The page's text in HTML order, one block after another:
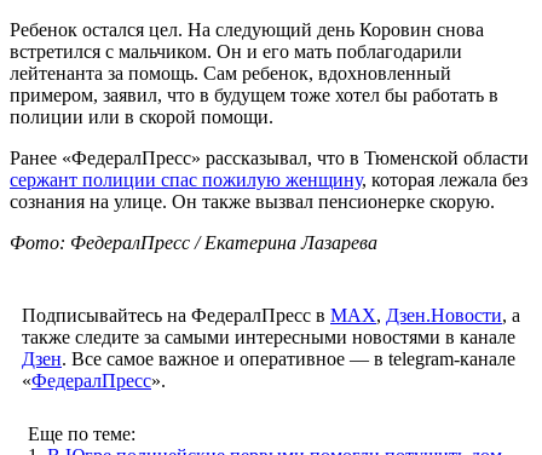
Ребенок остался цел. На следующий день Коровин снова
встретился с мальчиком. Он и его мать поблагодарили
лейтенанта за помощь. Сам ребенок, вдохновленный
примером, заявил, что в будущем тоже хотел бы работать в
полиции или в скорой помощи.
Ранее «ФедералПресс» рассказывал, что в Тюменской области
сержант полиции спас пожилую женщину, которая лежала без
сознания на улице. Он также вызвал пенсионерке скорую.
Фото: ФедералПресс / Екатерина Лазарева
Подписывайтесь на ФедералПресс в МАХ, Дзен.Новости, а
также следите за самыми интересными новостями в канале
Дзен. Все самое важное и оперативное — в telegram-канале
«ФедералПресс».
Еще по теме: